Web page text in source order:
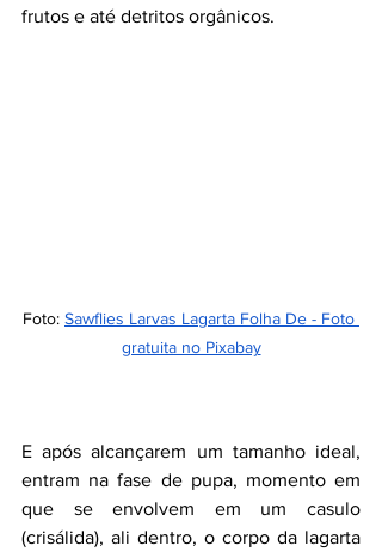
frutos e até detritos orgânicos.
Foto: Sawflies Larvas Lagarta Folha De - Foto
gratuita no Pixabay
E após alcançarem um tamanho ideal,
entram na fase de pupa, momento em
que se envolvem em um casulo
(crisálida), ali dentro, o corpo da lagarta